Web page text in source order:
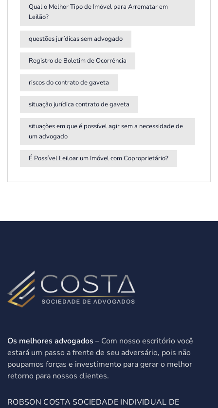
Qual o Melhor Tipo de Imóvel para Arrematar em
Leilão?
questões jurídicas sem advogado
Registro de Boletim de Ocorrência
riscos do contrato de gaveta
situação jurídica contrato de gaveta
situações em que é possível agir sem a necessidade de
um advogado
É Possível Leiloar um Imóvel com Coproprietário?
Os melhores advogados – Com nosso escritório você
estará um passo a frente de seu adversário, pois não
poupamos forças e investimento para gerar o melhor
retorno para nossos clientes.
ROBSON COSTA SOCIEDADE INDIVIDUAL DE